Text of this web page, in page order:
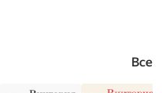
Все